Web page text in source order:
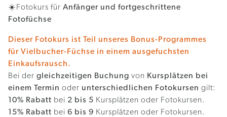
☀️Fotokurs für Anfänger und fortgeschrittene
Fotofüchse
Dieser Fotokurs ist Teil unseres Bonus-Programmes
für Vielbucher-Füchse in einem ausgefuchsten
Einkaufsrausch.
Bei der gleichzeitigen Buchung von Kursplätzen bei
einem Termin oder unterschiedlichen Fotokursen gilt:
10% Rabatt bei 2 bis 5 Kursplätzen oder Fotokursen.
15% Rabatt bei 6 bis 9 Kursplätzen oder Fotokursen.